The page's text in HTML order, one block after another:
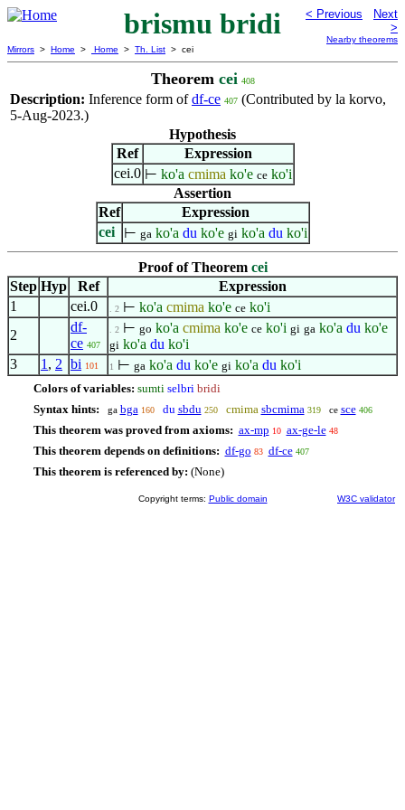
brismu bridi < Previous
Next
>
Nearby theorems
Mirrors > Home > Home > Th. List > cei
Theorem cei 408
Description: Inference form ofdf-ce 407 (Contributed by la korvo,
5-Aug-2023.)
Hypothesis
Ref
Expression
cei.0 ⊢ ko'a cmima ko'e ce ko'i
Assertion
Ref
Expression
cei
⊢ ga ko'a du ko'e gi ko'a du ko'i
Proof of Theorem cei
Step Hyp Ref
Expression
1
cei.0 . 2 ⊢ ko'a cmima ko'e ce ko'i
2
df-
ce 407
. 2 ⊢ go ko'a cmima ko'e ce ko'i gi ga ko'a du ko'e
gi ko'a du ko'i
3
1 , 2 bi 101 1 ⊢ ga ko'a du ko'e gi ko'a du ko'i
Colors of variables: sumti selbri bridi
Syntax hints:
ga bga 160 du sbdu 250 cmima sbcmima 319 ce sce 406
This theorem was proved from axioms: ax-mp 10 ax-ge-le 48
This theorem depends on definitions: df-go 83 df-ce 407
This theorem is referenced by: (None)
Copyright terms: Public domain W3C validator